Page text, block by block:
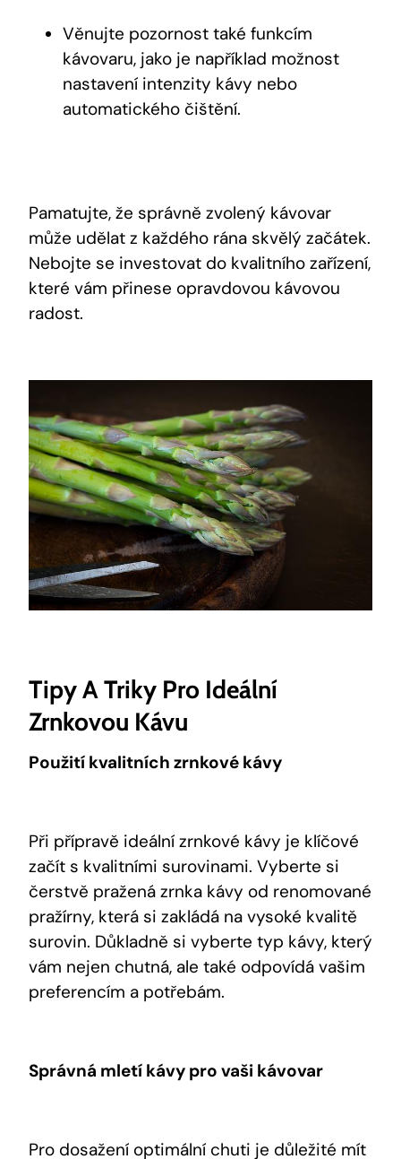
Věnujte pozornost také funkcím
kávovaru, jako je například možnost
nastavení intenzity kávy nebo
automatického čištění.
Pamatujte, že správně zvolený kávovar
může udělat z každého rána skvělý začátek.
Nebojte se investovat do kvalitního zařízení,
které vám přinese opravdovou kávovou
radost.
Tipy A Triky Pro Ideální
Zrnkovou Kávu
Použití kvalitních zrnkové kávy
Při přípravě ideální zrnkové kávy je klíčové
začít s kvalitními surovinami. Vyberte si
čerstvě pražená zrnka kávy od renomované
pražírny, která si zakládá na vysoké kvalitě
surovin. Důkladně si vyberte typ kávy, který
vám nejen chutná, ale také odpovídá vašim
preferencím a potřebám.
Správná mletí kávy pro vaši kávovar
Pro dosažení optimální chuti je důležité mít